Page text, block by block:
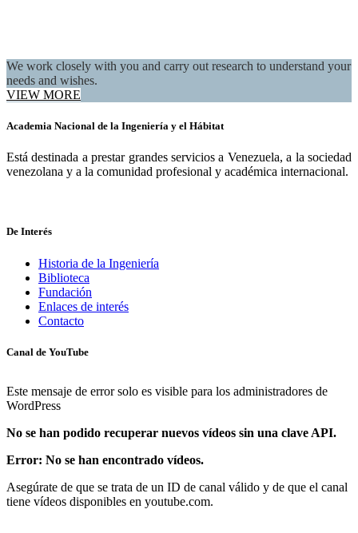
We work closely with you and carry out research to understand your
needs and wishes.
VIEW MORE
Academia Nacional de la Ingeniería y el Hábitat
Está destinada a prestar grandes servicios a Venezuela, a la sociedad
venezolana y a la comunidad profesional y académica internacional.
De Interés
Historia de la Ingeniería
Biblioteca
Fundación
Enlaces de interés
Contacto
Canal de YouTube
Este mensaje de error solo es visible para los administradores de
WordPress
No se han podido recuperar nuevos vídeos sin una clave API.
Error: No se han encontrado vídeos.
Asegúrate de que se trata de un ID de canal válido y de que el canal
tiene vídeos disponibles en youtube.com.